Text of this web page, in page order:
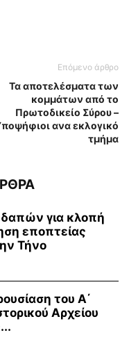
Επόμενο άρθρο
Τα αποτελέσματα των
κομμάτων από το
Πρωτοδικείο Σύρου –
ανα εκλογικό
τμήμα
για κλοπή
εποπτείας
Τήνο
του Α΄
Αρχείου